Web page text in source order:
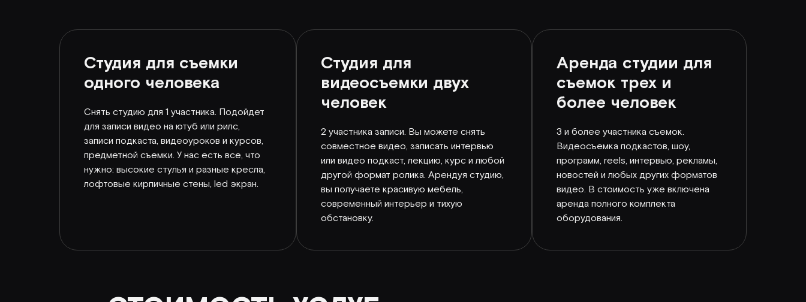
Студия для съемки
одного человека
Снять студию для 1 участника. Подойдет
для записи видео на ютуб или рилс,
записи подкаста, видеоуроков и курсов,
предметной съемки. У нас есть все, что
нужно: высокие стулья и разные кресла,
лофтовые кирпичные стены, led экран.
Студия для
видеосъемки двух
человек
2 участника записи. Вы можете снять
совместное видео, записать интервью
или видео подкаст, лекцию, курс и любой
другой формат ролика. Арендуя студию,
вы получаете красивую мебель,
современный интерьер и тихую
обстановку.
Аренда студии для
съемок трех и
более человек
3 и более участника съемок.
Видеосъемка подкастов, шоу,
программ, reels, интервью, рекламы,
новостей и любых других форматов
видео. В стоимость уже включена
аренда полного комплекта
оборудования.